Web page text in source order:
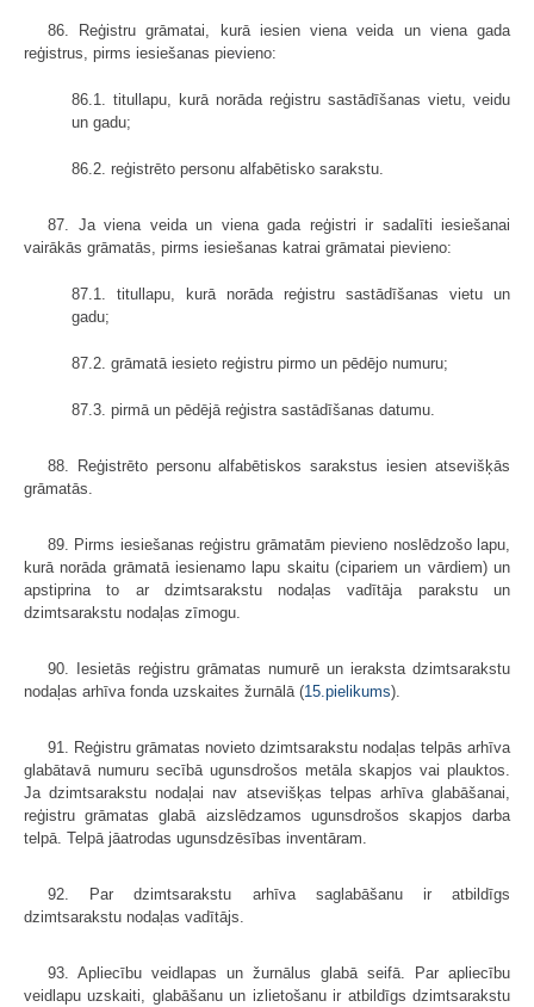
86. Reģistru grāmatai, kurā iesien viena veida un viena gada
reģistrus, pirms iesiešanas pievieno:
86.1. titullapu, kurā norāda reģistru sastādīšanas vietu, veidu
un gadu;
86.2. reģistrēto personu alfabētisko sarakstu.
87. Ja viena veida un viena gada reģistri ir sadalīti iesiešanai
vairākās grāmatās, pirms iesiešanas katrai grāmatai pievieno:
87.1. titullapu, kurā norāda reģistru sastādīšanas vietu un
gadu;
87.2. grāmatā iesieto reģistru pirmo un pēdējo numuru;
87.3. pirmā un pēdējā reģistra sastādīšanas datumu.
88. Reģistrēto personu alfabētiskos sarakstus iesien atsevišķās
grāmatās.
89. Pirms iesiešanas reģistru grāmatām pievieno noslēdzošo lapu,
kurā norāda grāmatā iesienamo lapu skaitu (cipariem un vārdiem) un
apstiprina to ar dzimtsarakstu nodaļas vadītāja parakstu un
dzimtsarakstu nodaļas zīmogu.
90. Iesietās reģistru grāmatas numurē un ieraksta dzimtsarakstu
nodaļas arhīva fonda uzskaites žurnālā (15.pielikums).
91. Reģistru grāmatas novieto dzimtsarakstu nodaļas telpās arhīva
glabā­tavā numuru secībā ugunsdrošos metāla skapjos vai plauktos.
Ja dzimtsarakstu nodaļai nav atsevišķas telpas arhīva glabāšanai,
reģistru grāmatas glabā aizslē­dzamos ugunsdrošos skapjos darba
telpā. Telpā jāatrodas ugunsdzēsības inven­tāram.
92. Par dzimtsarakstu arhīva saglabāšanu ir atbildīgs
dzimtsarakstu nodaļas vadītājs.
93. Apliecību veidlapas un žurnālus glabā seifā. Par apliecību
veidlapu uzskaiti, glabāšanu un izlietošanu ir atbildīgs dzimtsarakstu